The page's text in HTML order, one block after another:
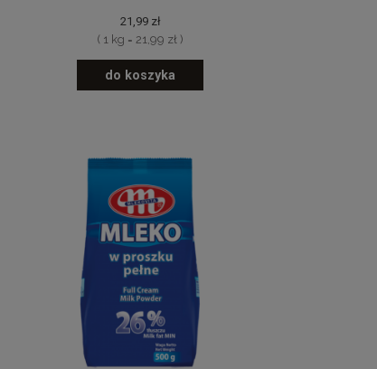
21,99 zł
( 1 kg = 21,99 zł )
do koszyka